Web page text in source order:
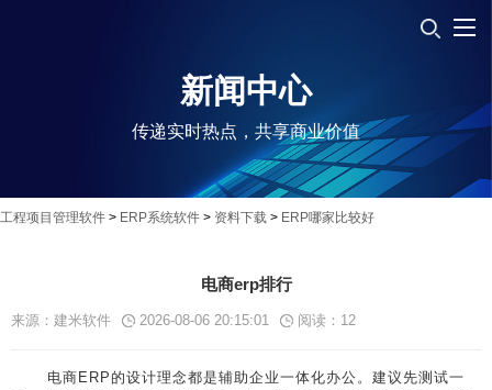
新闻中心
传递实时热点，共享商业价值
工程项目管理软件 > ERP系统软件 > 资料下载 > ERP哪家比较好
电商erp排行
来源：建米软件 2026-08-06 20:15:01 阅读： 12
电商ERP的设计理念都是辅助企业一体化办公。建议先测试一